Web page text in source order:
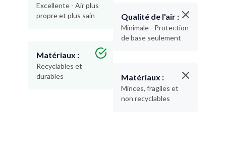
Excellente - Air plus
propre et plus sain
Matériaux :
Recyclables et
durables
Qualité de l'air :
Minimale - Protection
de base seulement
Matériaux :
Minces, fragiles et
non recyclables